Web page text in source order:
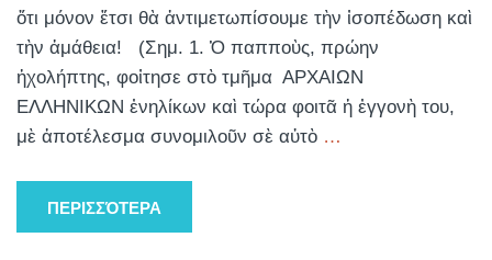
ὅτι μόνον ἔτσι θὰ ἀντιμετωπίσουμε τὴν ἰσοπέδωση καὶ
τὴν ἀμάθεια! (Σημ. 1. Ὁ παπποὺς, πρώην
ἠχολήπτης, φοἰτησε στὸ τμῆμα ΑΡΧΑΙΩΝ
ΕΛΛΗΝΙΚΩΝ ἐνηλίκων καὶ τώρα φοιτᾶ ἡ ἐγγονὴ του,
μὲ ἀποτέλεσμα συνομιλοῦν σὲ αὐτὸ …
ΠΕΡΙΣΣΌΤΕΡΑ